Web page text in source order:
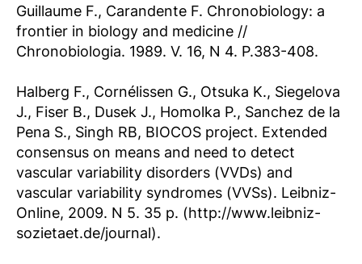
Guillaume F., Carandente F. Chronobiology: a
frontier in biology and medicine //
Chronobiologia. 1989. V. 16, N 4. P.383-408.
Halberg F., Cornélissen G., Otsuka K., Siegelova
J., Fiser B., Dusek J., Homolka P., Sanchez de la
Pena S., Singh RB, BIOCOS project. Extended
consensus on means and need to detect
vascular variability disorders (VVDs) and
vascular variability syndromes (VVSs). Leibniz-
Online, 2009. N 5. 35 p. (http://www.leibniz-
sozietaet.de/journal).